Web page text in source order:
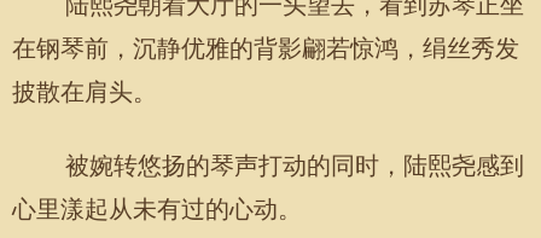
在钢琴前，沉静优雅的背影翩若惊鸿，绢丝秀发
披散在肩头。
被婉转悠扬的琴声打动的同时，陆熙尧感到
心里漾起从未有过的心动。